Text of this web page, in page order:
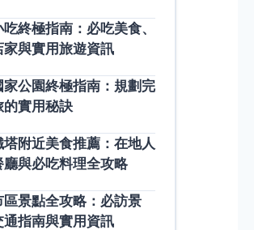
終極指南：必吃美食、
家與實用旅遊資訊
家公園終極指南：規劃完
的實用秘訣
塔附近美食推薦：在地人
廳與必吃料理全攻略
區景點全攻略：必訪景
通指南與實用資訊